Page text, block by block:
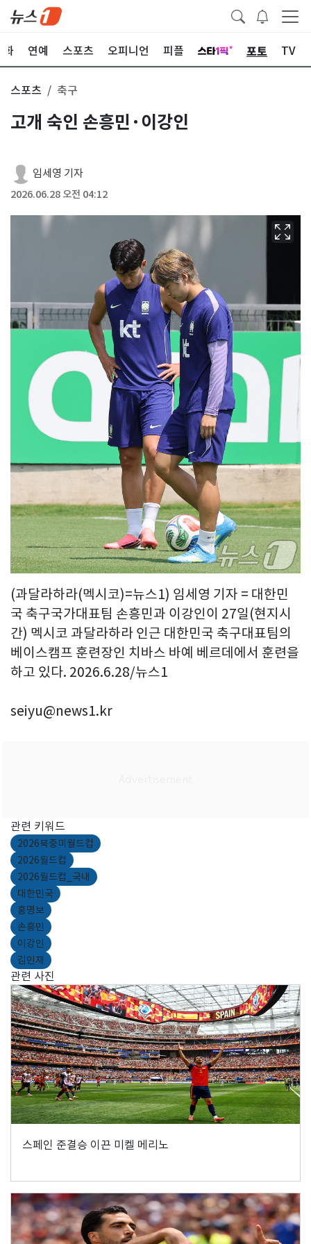
화 연예 스포츠 오피니언 피플 포토 TV
스포츠 축구
고개 숙인 손흥민·이강인
임세영 기자
2026.06.28 오전 04:12
(과달라하라(멕시코)=뉴스1) 임세영 기자 = 대한민
국 축구국가대표팀 손흥민과 이강인이 27일(현지시
간) 멕시코 과달라하라 인근 대한민국 축구대표팀의
베이스캠프 훈련장인 치바스 바예 베르데에서 훈련을
하고 있다. 2026.6.28/뉴스1
seiyu@news1.kr
관련 키워드
2026북중미월드컵
2026월드컵
2026월드컵_국내
대한민국
홍명보
손흥민
이강인
김민재
관련 사진
스페인 준결승 이끈 미켈 메리노